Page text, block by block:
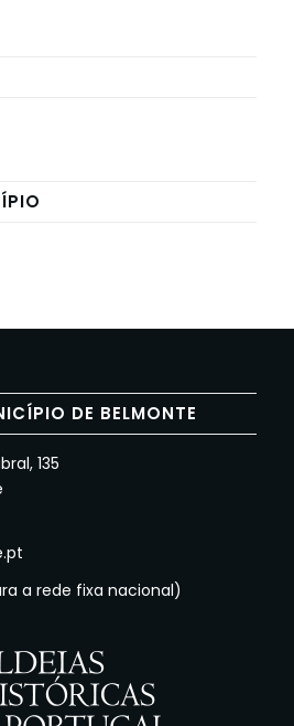
DE BELMONTE
135
a rede fixa nacional)